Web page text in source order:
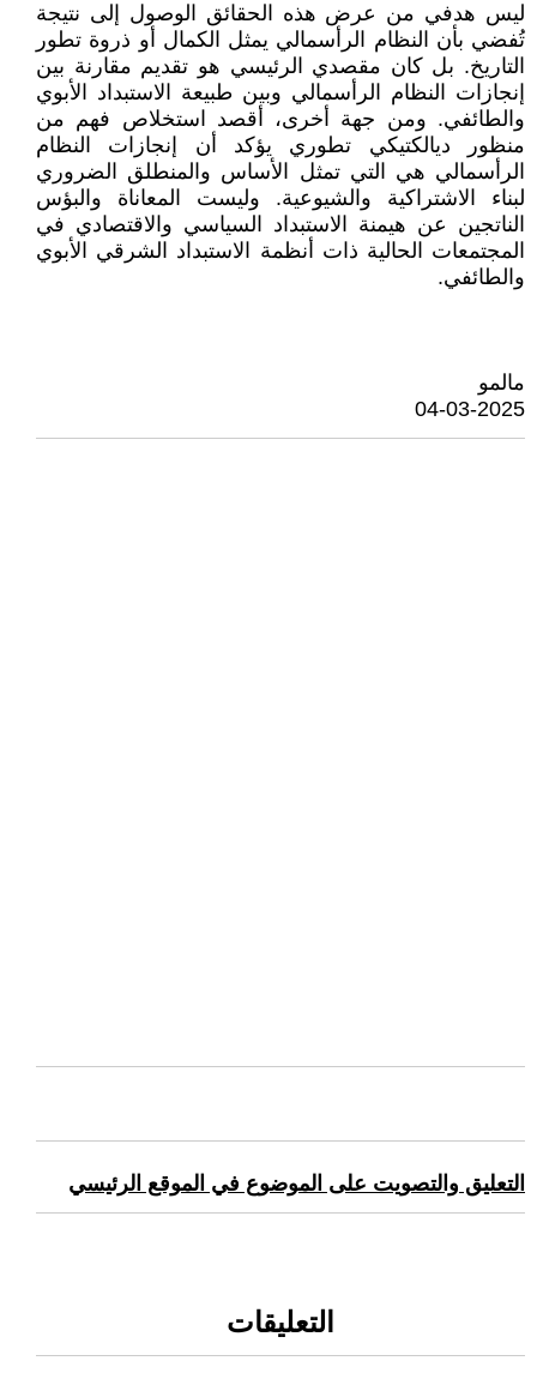
ليس هدفي من عرض هذه الحقائق الوصول إلى نتيجة
تُفضي بأن النظام الرأسمالي يمثل الكمال أو ذروة تطور
التاريخ. بل كان مقصدي الرئيسي هو تقديم مقارنة بين
إنجازات النظام الرأسمالي وبين طبيعة الاستبداد الأبوي
والطائفي. ومن جهة أخرى، أقصد استخلاص فهم من
منظور ديالكتيكي تطوري يؤكد أن إنجازات النظام
الرأسمالي هي التي تمثل الأساس والمنطلق الضروري
لبناء الاشتراكية والشيوعية. وليست المعاناة والبؤس
الناتجين عن هيمنة الاستبداد السياسي والاقتصادي في
المجتمعات الحالية ذات أنظمة الاستبداد الشرقي الأبوي
والطائفي.
مالمو
04-03-2025
التعليق والتصويت على الموضوع في الموقع الرئيسي
التعليقات